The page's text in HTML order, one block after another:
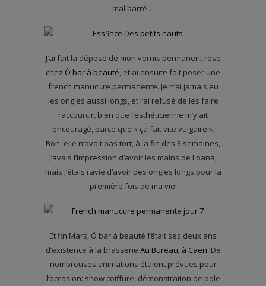
mal barré…
J’ai fait la dépose de mon vernis permanent rose
chez Ô bar à beauté, et ai ensuite fait poser une
french manucure permanente. Je n’ai jamais eu
les ongles aussi longs, et j’ai refusé de les faire
raccourcir, bien que l’esthéticienne m’y ait
encouragé, parce que « ça fait vite vulgaire ».
Bon, elle n’avait pas tort, à la fin des 3 semaines,
j’avais l’impression d’avoir les mains de Loana,
mais j’étais ravie d’avoir des ongles longs pour la
première fois de ma vie!
Et fin Mars, Ô bar à beauté fêtait ses deux ans
d’existence à la brasserie Au Bureau, à Caen. De
nombreuses animations étaient prévues pour
l’occasion: show coiffure, démonstration de pole